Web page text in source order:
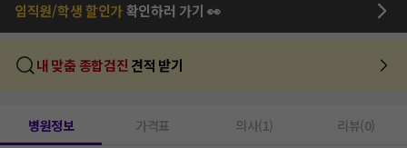
임직원/학생 할인가확인하러 가기 👀
내 맞춤 종합검진 견적 받기
병원정보 가격표 의사(1) 리뷰(0)